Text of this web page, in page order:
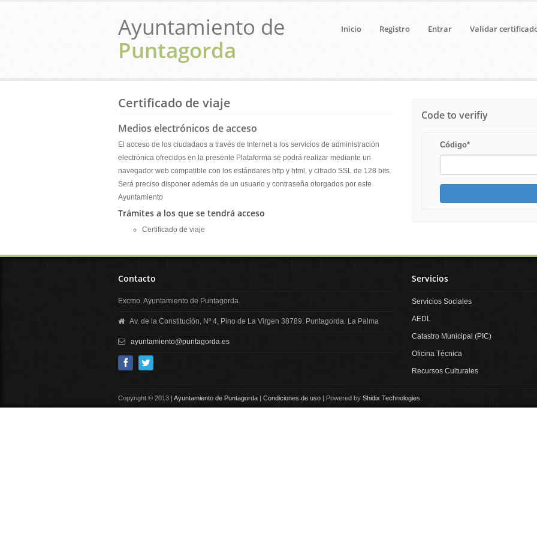
Ayuntamiento de
Puntagorda
Inicio Registro Entrar Validar
Certificado de viaje
Medios electrónicos de acceso
El acceso de los ciudadaos a través de Internet a los servicios de administración
electrónica ofrecidos en la presente Plataforma se podrá realizar mediante un
navegador web compatible con los estándares http y html, y cifrado SSL de 128 bits.
Será preciso disponer además de un usuario y contraseña otorgados por este
Ayuntamiento
Trámites a los que se tendrá acceso
Certificado de viaje
Code to verifiy
Código*
Contacto
Excmo. Ayuntamiento de Puntagorda.
Av. de la Constitución, Nº 4, Pino de La Virgen 38789. Puntagorda. La Palma
ayuntamiento@puntagorda.es
Servicios
Servicios Sociales
AEDL
Catastro Municipal (PIC)
Oficina Técnica
Recursos Culturales
Copyright © 2013 | Ayuntamiento de Puntagorda | Condiciones de uso | Powered by Shidix Technologies